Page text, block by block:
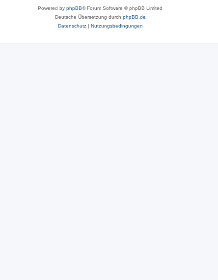
Powered by phpBB® Forum Software © phpBB Limited
Deutsche Übersetzung durch phpBB.de
Datenschutz| Nutzungsbedingungen